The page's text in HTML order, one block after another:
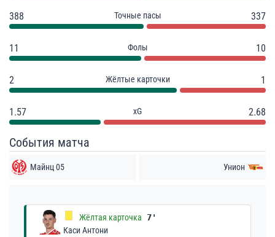
388 Точные пасы 337
11 Фолы 10
2 Жёлтые карточки 1
1.57 xG 2.68
События матча
Майнц 05 Унион
Жёлтая карточка
7'
Каси Антони